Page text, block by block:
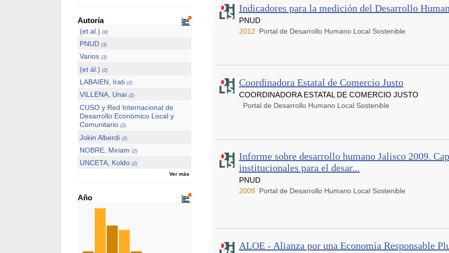
Autoría
(et al.) (4)
PNUD (3)
Varios (3)
(et ál.) (2)
LABAIEN, Irati (2)
VILLENA, Unai (2)
CUSO y Red Internacional de
Desarrollo Económico Local y
Comunitario (2)
Jokin Alberdi (2)
NOBRE, Miriam (2)
UNCETA, Koldo (2)
Ver más
Año
Indicadores para la medición del Desarrollo
PNUD
2012 Portal de Desarrollo Humano Local Sostenible
Coordinadora Estatal de Comercio Justo
COORDINADORA ESTATAL DE COMERCIO JUSTO
Portal de Desarrollo Humano Local Sostenible
Informe sobre desarrollo humano Jalisco 2009.
institucionales para el desar...
PNUD
2009 Portal de Desarrollo Humano Local Sostenible
ALOE - Alianza por una Economía Responsable